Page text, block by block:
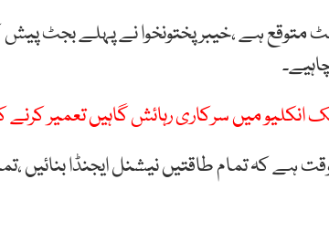
متوقع ہے ،خیبرپختونخوا نے پہلے بجٹ پیش
انکلیو میں سرکاری رہائش گاہیں تعمیر کرنے
ہے کہ تمام طاقتیں نیشنل ایجنڈا بنائیں